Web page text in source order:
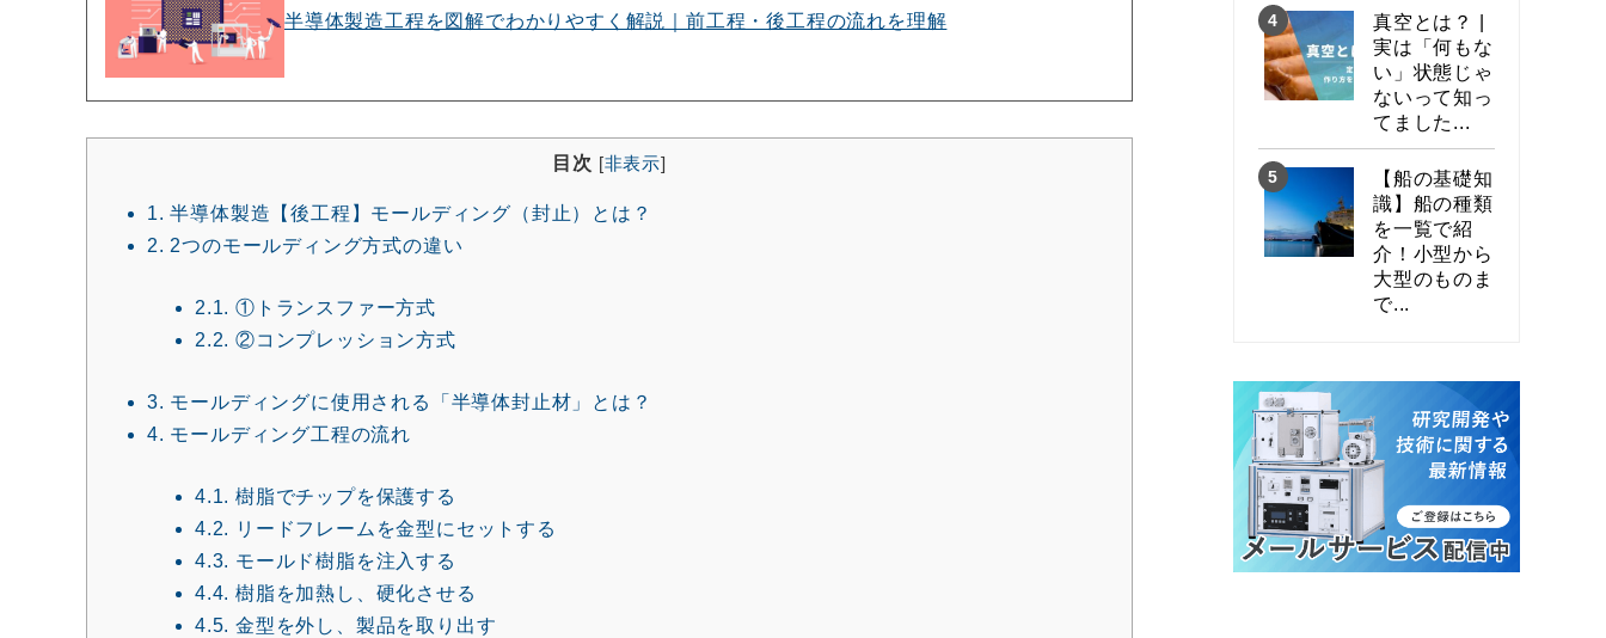
半導体製造工程を図解でわかりやすく解説｜前工程・後工程の流れを理解
目次 [非表示]
1. 半導体製造【後工程】モールディング（封止）とは？
2. 2つのモールディング方式の違い
2.1. ①トランスファー方式
2.2. ②コンプレッション方式
3. モールディングに使用される「半導体封止材」とは？
4. モールディング工程の流れ
4.1. 樹脂でチップを保護する
4.2. リードフレームを金型にセットする
4.3. モールド樹脂を注入する
4.4. 樹脂を加熱し、硬化させる
4.5. 金型を外し、製品を取り出す
真空とは？ |
実は「何もな
い」状態じゃ
ないって知っ
てました...
【船の基礎知
識】船の種類
を一覧で紹
介！小型から
大型のものま
で...